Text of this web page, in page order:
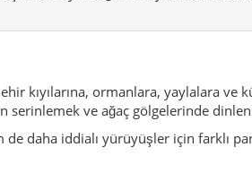
halk oyunları gösterileri ya da
takvimini istemekte fayda var.
ve çevresindeki kalıntılar, eski
ticaretin birlikte yürüdüğü klasik
daha belirgin bir merkez hâline gelir.
yine de bölgesel bir odak